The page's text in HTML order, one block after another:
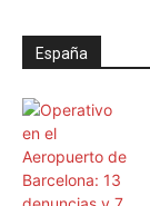
España